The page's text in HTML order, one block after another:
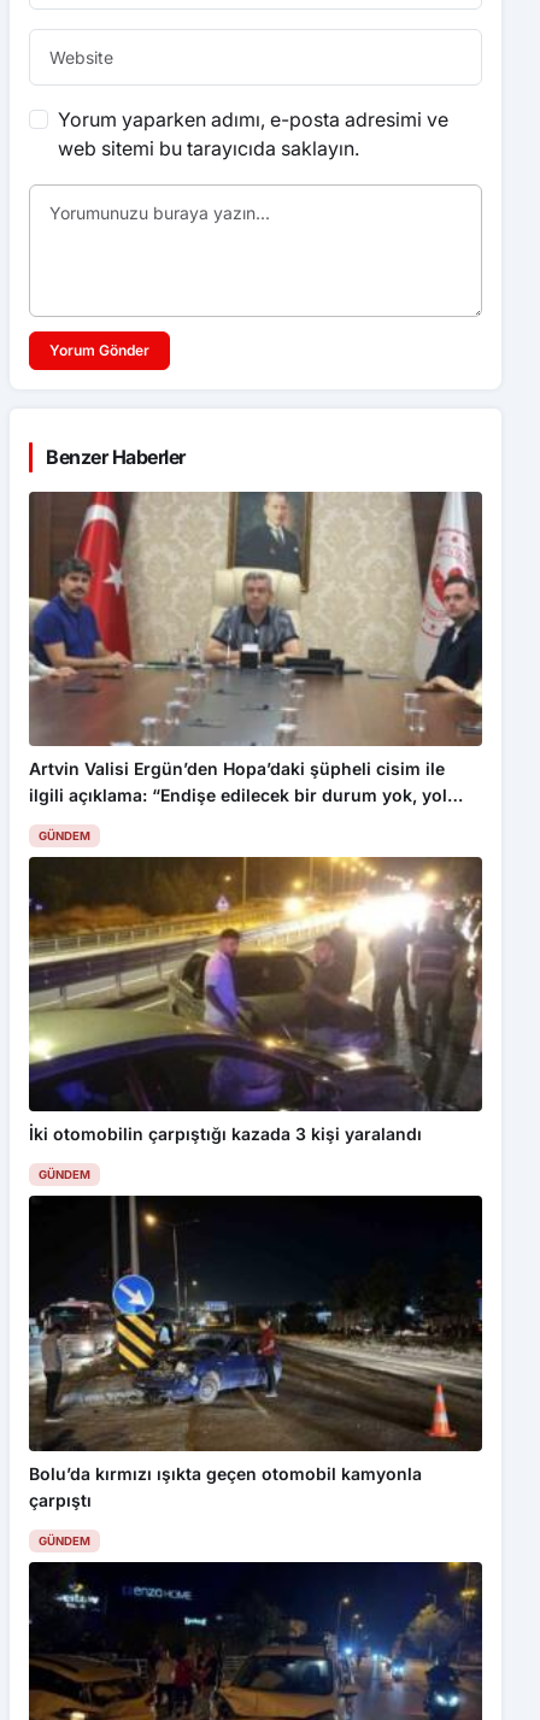
Yorum yaparken adımı, e-posta adresimi ve
web sitemi bu tarayıcıda saklayın.
Yorum Gönder
Benzer Haberler
Artvin Valisi Ergün’den Hopa’daki şüpheli cisim ile
ilgili açıklama: “Endişe edilecek bir durum yok, yol
yeniden trafiğe açıldı”
GÜNDEM
İki otomobilin çarpıştığı kazada 3 kişi yaralandı
GÜNDEM
Bolu’da kırmızı ışıkta geçen otomobil kamyonla
çarpıştı
GÜNDEM